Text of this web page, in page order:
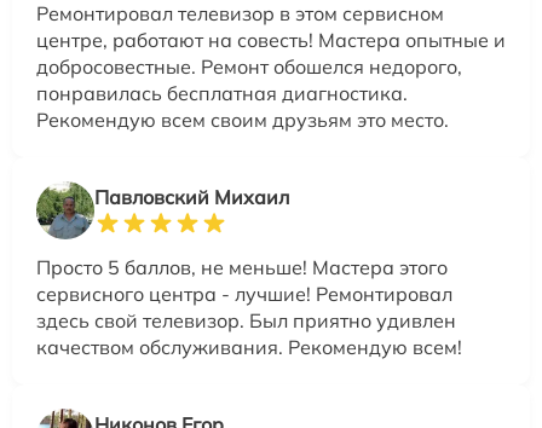
Ремонтировал телевизор в этом сервисном
центре, работают на совесть! Мастера опытные и
добросовестные. Ремонт обошелся недорого,
понравилась бесплатная диагностика.
Рекомендую всем своим друзьям это место.
Павловский Михаил
Просто 5 баллов, не меньше! Мастера этого
сервисного центра - лучшие! Ремонтировал
здесь свой телевизор. Был приятно удивлен
качеством обслуживания. Рекомендую всем!